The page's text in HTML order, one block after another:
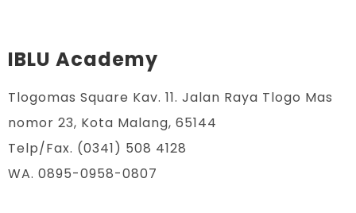
IBLU Academy
Tlogomas Square Kav. 11. Jalan Raya Tlogo Mas
nomor 23, Kota Malang, 65144
Telp/Fax. (0341) 508 4128
WA. 0895-0958-0807